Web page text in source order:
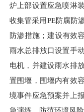
炉上部设置应急喷淋
收集管采用PE防腐防
防渗措施；建设有效
雨水总排放口设置手
电机，并建设雨水排
置围堰，围堰内有效
境事件应急预案并上
急演练，防范环境风险